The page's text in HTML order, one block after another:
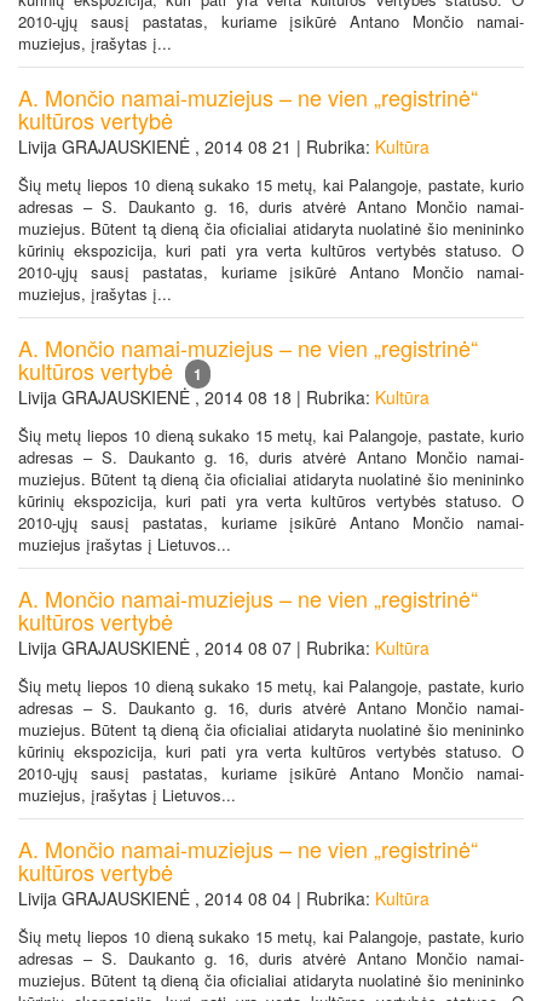
2010-ųjų sausį pastatas, kuriame įsikūrė Antano Mončio namai-
muziejus, įrašytas į...
A. Mončio namai-muziejus – ne vien „registrinė“
kultūros vertybė
Livija GRAJAUSKIENĖ , 2014 08 21 | Rubrika: Kultūra
Šių metų liepos 10 dieną sukako 15 metų, kai Palangoje, pastate, kurio
adresas – S. Daukanto g. 16, duris atvėrė Antano Mončio namai-
muziejus. Būtent tą dieną čia oficialiai atidaryta nuolatinė šio menininko
kūrinių ekspozicija, kuri pati yra verta kultūros vertybės statuso. O
2010-ųjų sausį pastatas, kuriame įsikūrė Antano Mončio namai-
muziejus, įrašytas į...
A. Mončio namai-muziejus – ne vien „registrinė“
kultūros vertybė 1
Livija GRAJAUSKIENĖ , 2014 08 18 | Rubrika: Kultūra
Šių metų liepos 10 dieną sukako 15 metų, kai Palangoje, pastate, kurio
adresas – S. Daukanto g. 16, duris atvėrė Antano Mončio namai-
muziejus. Būtent tą dieną čia oficialiai atidaryta nuolatinė šio menininko
kūrinių ekspozicija, kuri pati yra verta kultūros vertybės statuso. O
2010-ųjų sausį pastatas, kuriame įsikūrė Antano Mončio namai-
muziejus įrašytas į Lietuvos...
A. Mončio namai-muziejus – ne vien „registrinė“
kultūros vertybė
Livija GRAJAUSKIENĖ , 2014 08 07 | Rubrika: Kultūra
Šių metų liepos 10 dieną sukako 15 metų, kai Palangoje, pastate, kurio
adresas – S. Daukanto g. 16, duris atvėrė Antano Mončio namai-
muziejus. Būtent tą dieną čia oficialiai atidaryta nuolatinė šio menininko
kūrinių ekspozicija, kuri pati yra verta kultūros vertybės statuso. O
2010-ųjų sausį pastatas, kuriame įsikūrė Antano Mončio namai-
muziejus, įrašytas į Lietuvos...
A. Mončio namai-muziejus – ne vien „registrinė“
kultūros vertybė
Livija GRAJAUSKIENĖ , 2014 08 04 | Rubrika: Kultūra
Šių metų liepos 10 dieną sukako 15 metų, kai Palangoje, pastate, kurio
adresas – S. Daukanto g. 16, duris atvėrė Antano Mončio namai-
muziejus. Būtent tą dieną čia oficialiai atidaryta nuolatinė šio menininko